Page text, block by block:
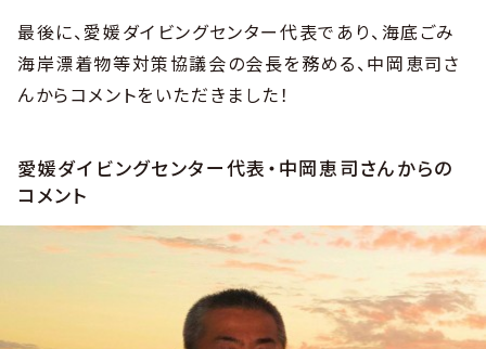
最後に、愛媛ダイビングセンター代表であり、海底ごみ
海岸漂着物等対策協議会の会長を務める、中岡恵司さ
んからコメントをいただきました！
愛媛ダイビングセンター代表・中岡恵司さんからの
コメント